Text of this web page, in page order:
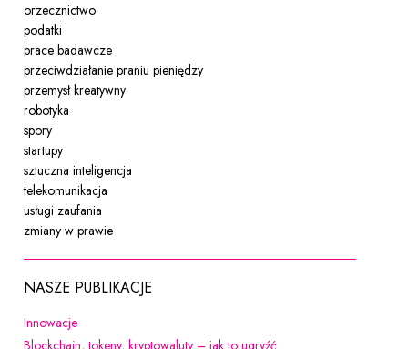
orzecznictwo
podatki
prace badawcze
przeciwdziałanie praniu pieniędzy
przemysł kreatywny
robotyka
spory
startupy
sztuczna inteligencja
telekomunikacja
usługi zaufania
zmiany w prawie
NASZE PUBLIKACJE
InnowacjeUwaga, link zostanie otwarty w nowym oknie
Blockchain, tokeny, kryptowaluty – jak to ugryźć